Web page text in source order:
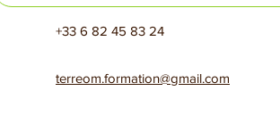
+33 6 82 45 83 24
terreom.formation@gmail.com